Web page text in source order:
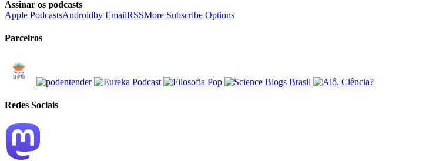
Assinar os podcasts
Apple PodcastsAndroidby EmailRSSMore Subscribe Options
Parceiros
Redes Sociais